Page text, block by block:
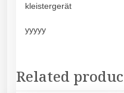
kleistergerät
yyyyy
Related